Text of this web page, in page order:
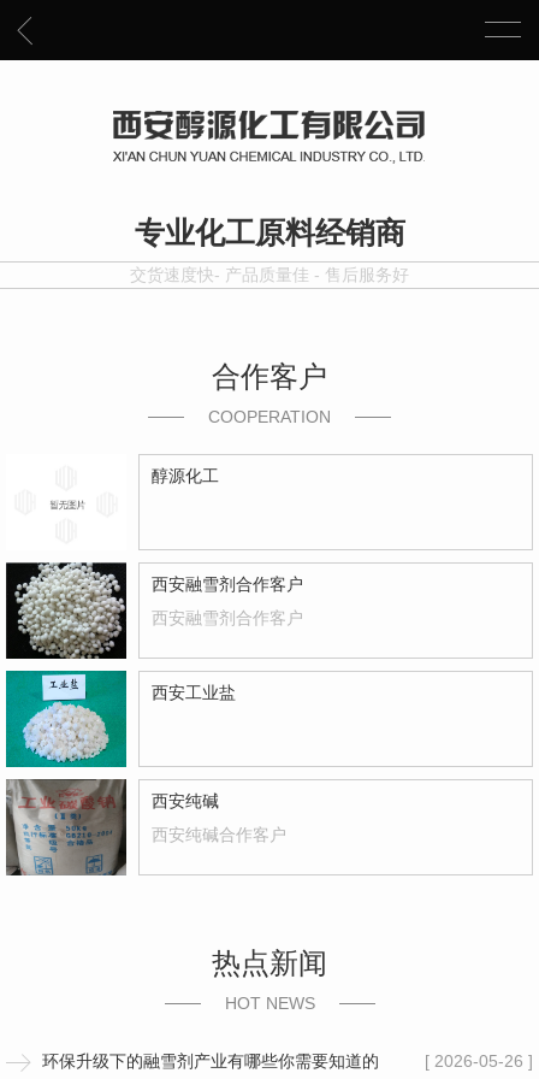
专业化工原料经销商
交货速度快- 产品质量佳 - 售后服务好
合作客户
COOPERATION
醇源化工
西安融雪剂合作客户
西安融雪剂合作客户
西安工业盐
西安纯碱
西安纯碱合作客户
热点新闻
HOT NEWS
[ 2026-05-26 ]
环保升级下的融雪剂产业有哪些你需要知道的